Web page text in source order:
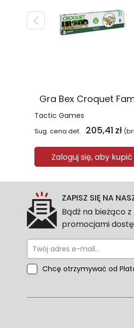
Gra Bex Croquet
Tactic Games
Sug. cena det. 205,41 zł
Zaloguj się, aby kupić
ZAPISZ SIĘ NA
Bądź na bieżąco
promocjami
Chcę otrzymywać od
Wszelkie informacje
znajdziesz w naszej